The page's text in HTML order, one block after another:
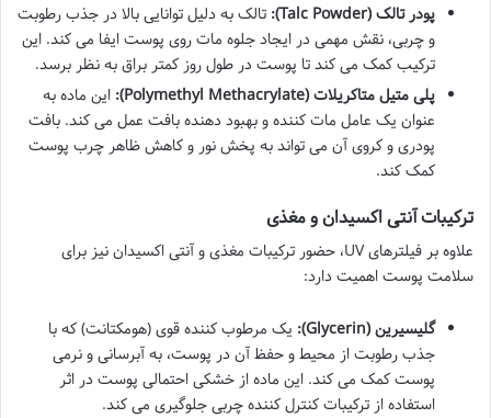
پودر تالک (Talc Powder):
تالک به دلیل توانایی بالا در جذب رطوبت
و چربی، نقش مهمی در ایجاد جلوه مات روی پوست ایفا می کند. این
ترکیب کمک می کند تا پوست در طول روز کمتر براق به نظر برسد.
پلی متیل متاکریلات (Polymethyl Methacrylate):
این ماده به
عنوان یک عامل مات کننده و بهبود دهنده بافت عمل می کند. بافت
پودری و کروی آن می تواند به پخش نور و کاهش ظاهر چرب پوست
کمک کند.
ترکیبات آنتی اکسیدان و مغذی
علاوه بر فیلترهای UV، حضور ترکیبات مغذی و آنتی اکسیدان نیز برای
سلامت پوست اهمیت دارد:
گلیسیرین (Glycerin):
یک مرطوب کننده قوی (هومکتانت) که با
جذب رطوبت از محیط و حفظ آن در پوست، به آبرسانی و نرمی
پوست کمک می کند. این ماده از خشکی احتمالی پوست در اثر
استفاده از ترکیبات کنترل کننده چربی جلوگیری می کند.